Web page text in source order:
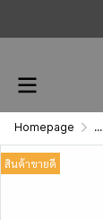
Homepage ...
สินค้าขายดี